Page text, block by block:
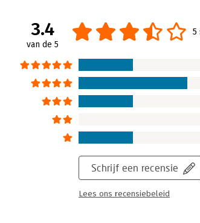
3.4
van de 5
5
Schrijf een recensie
Lees ons recensiebeleid